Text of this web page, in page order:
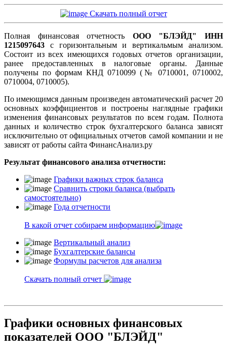
Скачать полный отчет
Полная финансовая отчетность ООО "БЛЭЙД" ИНН
1215097643 с горизонтальным и вертикальмым анализом.
Состоит из всех имеющихся годовых отчетов организации,
ранее предоставленных в налоговые органы. Данные
получены по формам КНД 0710099 (№ 0710001, 0710002,
0710004, 0710005).
По имеющимся данным произведен автоматический расчет 20
основных коэффициентов и построены наглядные графики
изменения финансовых результатов по всем годам. Полнота
данных и количество строк бухгалтерского баланса зависят
исключительно от официальных отчетов самой компании и не
зависят от работы сайта ФинансАнализ.ру
Результат финансового анализа отчетности:
Графики важных строк баланса
Сравнить строки баланса (выбрать
самостоятельно)
Года отчетности
В какой отчет собираем информацию
Вертикальный анализ
Бухгалтерские балансы
Формулы расчетов для анализа
Скачать полный отчет
Графики основных финансовых
показателей ООО "БЛЭЙД"